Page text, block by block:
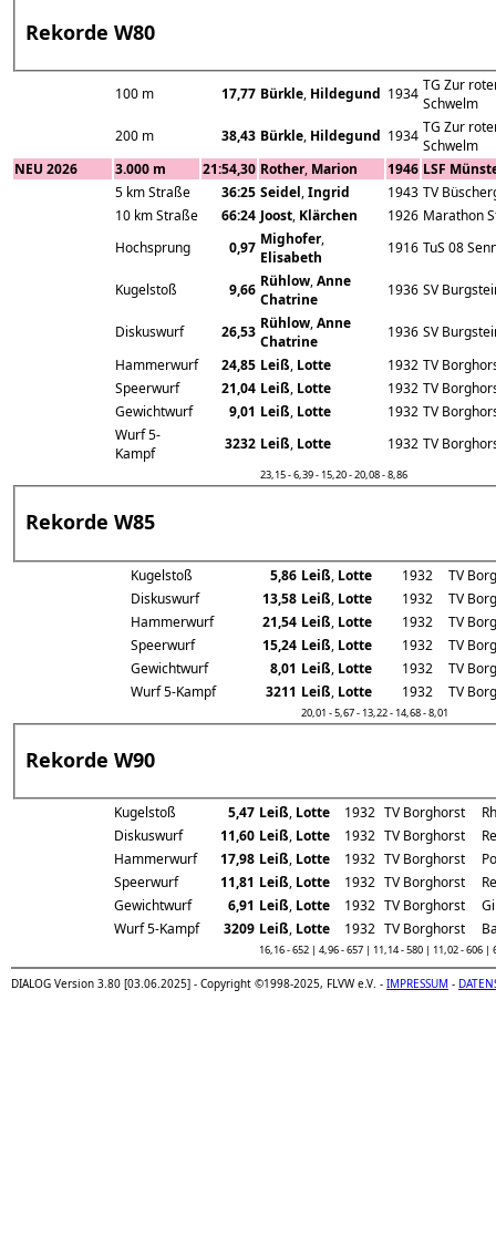
Rekorde W80
100 m 17,77 Bürkle, Hildegund 1934 TG Zur
Schwelm
200 m
38,43 Bürkle, Hildegund 1934 TG Zur
Schwelm
NEU 2026
3.000 m 21:54,30 Rother, Marion 1946 LSF
5 km Straße
36:25 Seidel,Ingrid 1943 TV
10 km Straße
66:24 Joost, Klärchen 1926 Marathon
Hochsprung
0,97 Mighofer,
Elisabeth
1916 TuS 08
Kugelstoß 9,66 Rühlow,Anne
Chatrine
1936 SV
Diskuswurf 26,53 Rühlow,Anne
Chatrine
1936 SV
Hammerwurf
24,85 Leiß, Lotte 1932 TV
Speerwurf
21,04 Leiß, Lotte 1932 TV
Gewichtwurf
9,01 Leiß, Lotte 1932 TV
Wurf 5-
Kampf
3232 Leiß, Lotte 1932 TV
23,15 - 6,39 - 15,20 - 20,08 - 8,86
Rekorde W85
Kugelstoß 5,86 Leiß, Lotte 1932
TV
Diskuswurf
13,58 Leiß, Lotte 1932
TV
Hammerwurf
21,54 Leiß, Lotte 1932
TV
Speerwurf
15,24 Leiß, Lotte 1932
TV
Gewichtwurf
8,01 Leiß, Lotte 1932
TV
Wurf 5-Kampf
3211 Leiß, Lotte 1932 TV
20,01 - 5,67 - 13,22 - 14,68 - 8,01
Rekorde W90
Kugelstoß 5,47 Leiß, Lotte 1932 TV Borghorst
Diskuswurf
11,60 Leiß, Lotte 1932 TV Borghorst
Hammerwurf
17,98 Leiß, Lotte 1932 TV Borghorst
Speerwurf
11,81 Leiß, Lotte 1932 TV Borghorst
Gewichtwurf
6,91 Leiß, Lotte 1932 TV Borghorst
Wurf 5-Kampf
3209 Leiß, Lotte 1932 TV Borghorst
16,16 - 652 | 4,96 - 657 | 11,14 - 580 | 11,02 - 606 |
DIALOG Version 3.80 [03.06.2025] - Copyright ©1998-2025, FLVW e.V. - IMPRESSUM -